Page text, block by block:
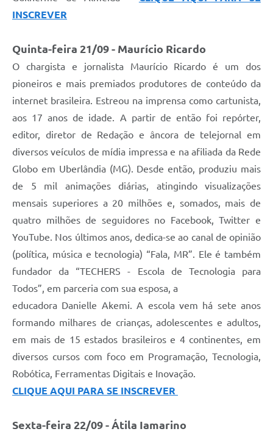
INSCREVER
Quinta-feira 21/09 - Maurício Ricardo
O chargista e jornalista Maurício Ricardo é um dos
pioneiros e mais premiados produtores de conteúdo da
internet brasileira. Estreou na imprensa como cartunista,
aos 17 anos de idade. A partir de então foi repórter,
editor, diretor de Redação e âncora de telejornal em
diversos veículos de mídia impressa e na afiliada da Rede
Globo em Uberlândia (MG). Desde então, produziu mais
de 5 mil animações diárias, atingindo visualizações
mensais superiores a 20 milhões e, somados, mais de
quatro milhões de seguidores no Facebook, Twitter e
YouTube. Nos últimos anos, dedica-se ao canal de opinião
(política, música e tecnologia) “Fala, MR”. Ele é também
fundador da “TECHERS - Escola de Tecnologia para
Todos”, em parceria com sua esposa, a
educadora Danielle Akemi. A escola vem há sete anos
formando milhares de crianças, adolescentes e adultos,
em mais de 15 estados brasileiros e 4 continentes, em
diversos cursos com foco em Programação, Tecnologia,
Robótica, Ferramentas Digitais e Inovação.
CLIQUE AQUI PARA SE INSCREVER
Sexta-feira 22/09 - Átila Iamarino